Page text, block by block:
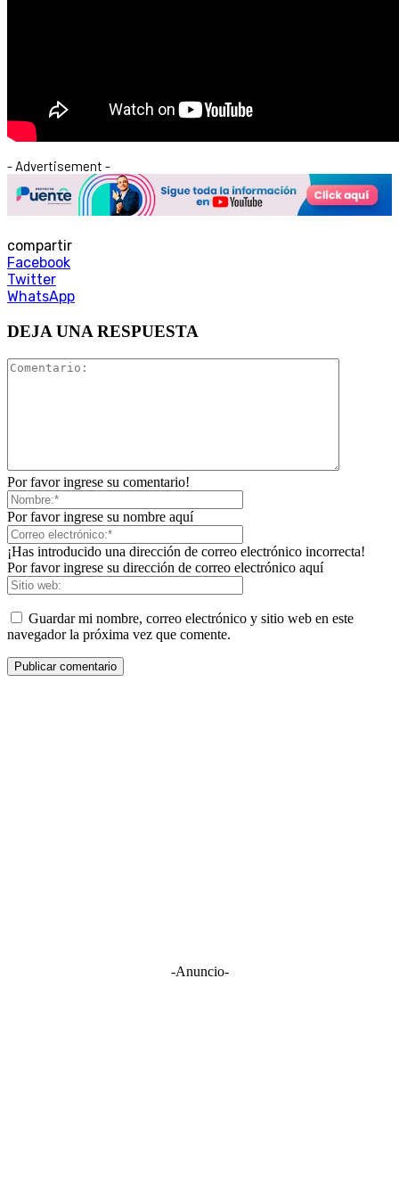
- Advertisement -
compartir
Facebook
Twitter
WhatsApp
DEJA UNA RESPUESTA
Por favor ingrese su comentario!
Por favor ingrese su nombre aquí
¡Has introducido una dirección de correo electrónico incorrecta!
Por favor ingrese su dirección de correo electrónico aquí
Guardar mi nombre, correo electrónico y sitio web en este
navegador la próxima vez que comente.
-Anuncio-